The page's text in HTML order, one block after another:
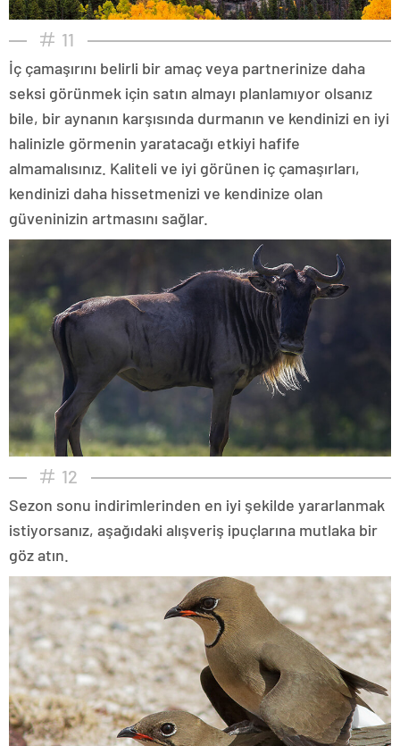
11
İç çamaşırını belirli bir amaç veya partnerinize daha
seksi görünmek için satın almayı planlamıyor olsanız
bile, bir aynanın karşısında durmanın ve kendinizi en iyi
halinizle görmenin yaratacağı etkiyi hafife
almamalısınız. Kaliteli ve iyi görünen iç çamaşırları,
kendinizi daha hissetmenizi ve kendinize olan
güveninizin artmasını sağlar.
12
Sezon sonu indirimlerinden en iyi şekilde yararlanmak
istiyorsanız, aşağıdaki alışveriş ipuçlarına mutlaka bir
göz atın.